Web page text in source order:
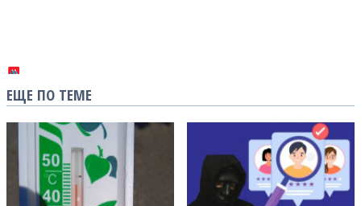
ЕЩЕ ПО ТЕМЕ